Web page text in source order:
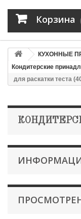
Корзина
КУХОННЫЕ
Кондитерские
для раскатки теста